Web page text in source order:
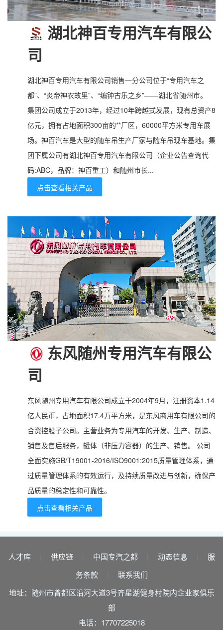
湖北神百专用汽车有限公
司
湖北神百专用汽车有限公司销售一分公司位于“专用汽车之
都”、“炎帝神农故里”、“编钟古乐之乡”——湖北省随州市。
集团公司成立于2013年，经过10年跨越式发展，现有总资产8
亿元，拥有占地面积300亩的**厂区，60000平方米专用车展
场。神百汽车是大型的随车吊生产厂家与随车吊现车基地。集
团下属公司有湖北神百专用汽车有限公司（企业公告查询代
码:ABC，品牌：神百重工）和随州市长...
点击查看相关产品
东风随州专用汽车有限公
司
东风随州专用汽车有限公司成立于2004年9月，注册资本1.14
亿人民币，占地面积17.4万平方米，是东风商用车有限公司的
合资控股子公司。主营业务为专用汽车的开发、生产、制造、
销售及售后服务，罐体（非压力容器）的生产、销售。 公司
全面实施GB/T19001-2016/ISO9001:2015质量管理体系，通
过质量管理体系的有效运行，及持续质量改进与创新，确保产
品质量的稳定性和可靠性。
点击查看相关产品
人才库 供应链 中国专汽之都 动态信息
服
务条款
联系我们
地址：随州市曾都区沿河大道3号齐星湖健身村院内企业家俱乐
部
电话：17707225018